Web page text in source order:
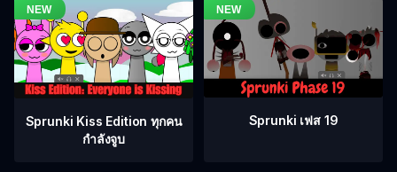
Sprunki Kiss Edition ทุกคน
กำลังจูบ
Sprunki เฟส 19